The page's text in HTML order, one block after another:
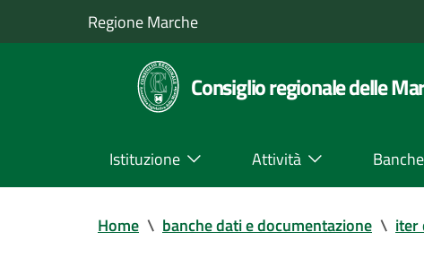
Regione Marche
Consiglio regionale delle
Istituzione Attività
Home \ banche dati e documentazione \ iter